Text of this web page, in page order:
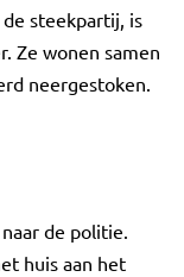
steekpartij, is
Ze wonen samen
neergestoken.
de politie.
huis aan het